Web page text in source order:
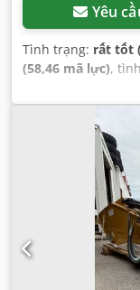
Yêu
Tình trạng: rất tốt
(58,46 mã lực),
điều hòa không